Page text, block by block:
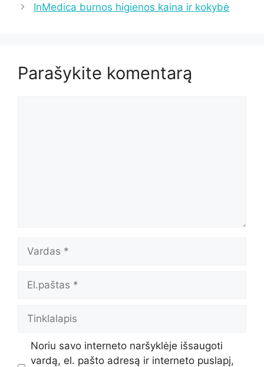
InMedica burnos higienos kaina ir kokybė
Parašykite komentarą
Noriu savo interneto naršyklėje išsaugoti
vardą, el. pašto adresą ir interneto puslapį,